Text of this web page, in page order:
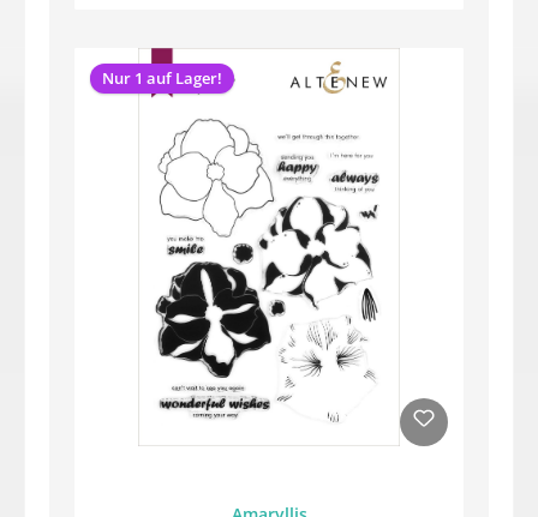
Nur 1 auf Lager!